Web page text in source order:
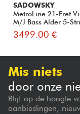
SADOWSKY
MetroLine 21-Fret
M/J Bass Alder 5-
3499.00 €
Mis niets
door onze
Blijf op de hoogte
aanbiedingen,